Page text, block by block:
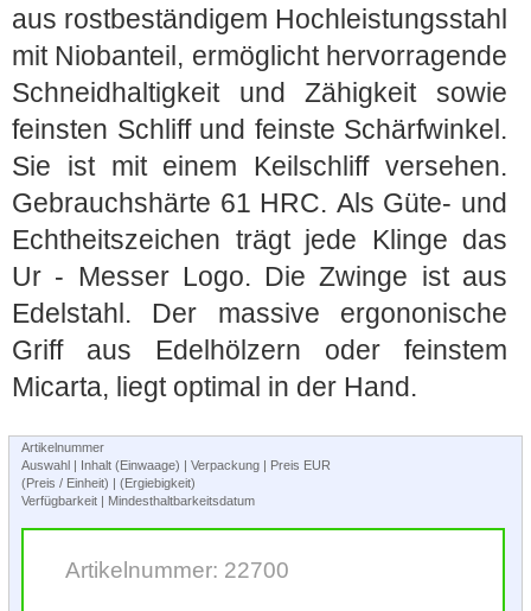
aus rostbeständigem Hochleistungsstahl
mit Niobanteil, ermöglicht hervorragende
Schneidhaltigkeit und Zähigkeit sowie
feinsten Schliff und feinste Schärfwinkel.
Sie ist mit einem Keilschliff versehen.
Gebrauchshärte 61 HRC. Als Güte- und
Echtheitszeichen trägt jede Klinge das
Ur - Messer Logo. Die Zwinge ist aus
Edelstahl. Der massive ergononische
Griff aus Edelhölzern oder feinstem
Micarta, liegt optimal in der Hand.
Artikelnummer
Auswahl | Inhalt (Einwaage) | Verpackung | Preis EUR
(Preis / Einheit) | (Ergiebigkeit)
Verfügbarkeit | Mindesthaltbarkeitsdatum
Artikelnummer: 22700